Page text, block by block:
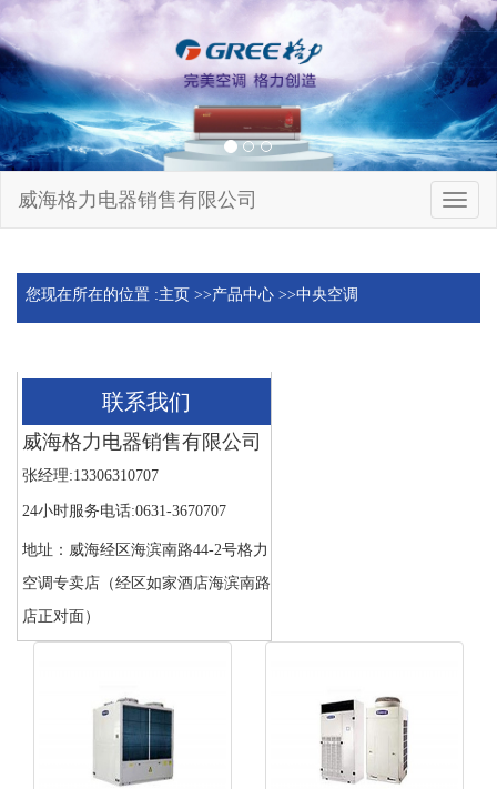
切
换
威海格力电器销售有限公司
您现在所在的位置 :主页 >>产品中心 >>中央空调
联系我们
威海格力电器销售有限公司
张经理:13306310707
24小时服务电话:0631-3670707
地址：威海经区海滨南路44-2号格力
空调专卖店（经区如家酒店海滨南路
店正对面）